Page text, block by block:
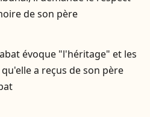
de son père
évoque "l'héritage" et les
a reçus de son père